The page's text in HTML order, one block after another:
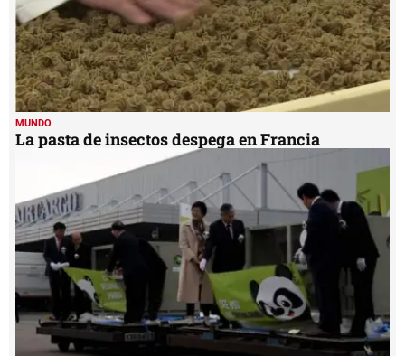
MUNDO
La pasta de insectos despega en Francia